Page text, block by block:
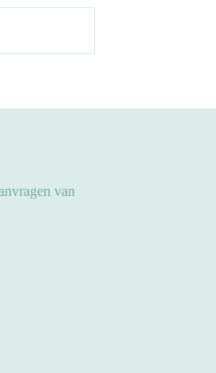
van